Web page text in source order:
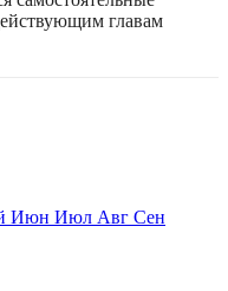
главам
Июн Июл Авг Сен